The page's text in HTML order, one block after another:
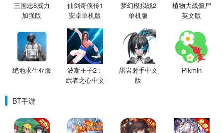
三国志8威力
加强版
仙剑奇侠传1
安卓单机版
梦幻模拟战2
单机版
植物大战僵尸
英文版
绝地求生亚服
波斯王子2：
武者之心中文
黑岩射手中文
版
Pikmin
BT手游